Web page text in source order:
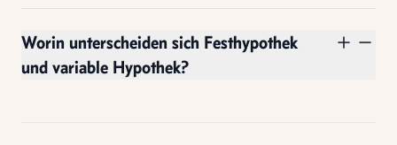
Worin unterscheiden sich Festhypothek
und variable Hypothek?